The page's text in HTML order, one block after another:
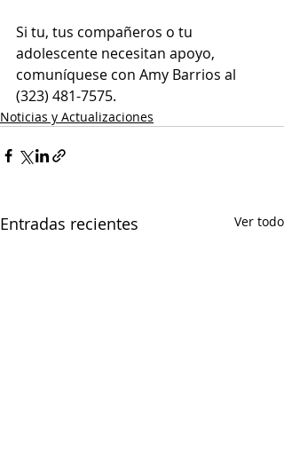
Si tu, tus compañeros o tu
adolescente necesitan apoyo,
comuníquese con Amy Barrios al
(323) 481-7575.
Noticias y Actualizaciones
Entradas recientes Ver todo